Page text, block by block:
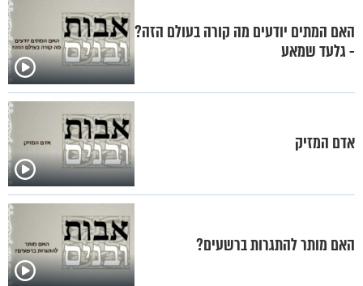
האם המתים יודעים מה קורה בעולם הזה?
- גלעד שמאע
אדם המזיק
האם מותר להתגרות ברשעים?